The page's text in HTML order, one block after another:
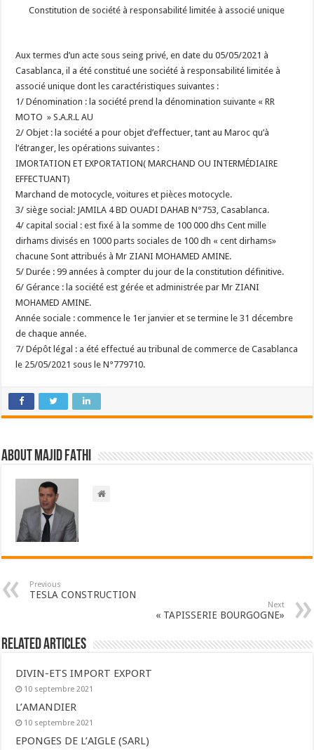
Constitution de société à responsabilité limitée à associé unique
Aux termes d’un acte sous seing privé, en date du 05/05/2021 à
Casablanca, il a été constitué une société à responsabilité limitée à
associé unique dont les caractéristiques suivantes :
1/ Dénomination : la société prend la dénomination suivante « RR
MOTO » S.A.R.L AU
2/ Objet : la société a pour objet d’effectuer, tant au Maroc qu’à
l’étranger, les opérations suivantes :
IMORTATION ET EXPORTATION( MARCHAND OU INTERMÉDIAIRE
EFFECTUANT)
Marchand de motocycle, voitures et pièces motocycle.
3/ siège social: JAMILA 4 BD OUADI DAHAB N°753, Casablanca.
4/ capital social : est fixé à la somme de 100 000 dhs Cent mille
dirhams divisés en 1000 parts sociales de 100 dh « cent dirhams»
chacune Sont attribués à Mr ZIANI MOHAMED AMINE.
5/ Durée : 99 années à compter du jour de la constitution définitive.
6/ Gérance : la société est gérée et administrée par Mr ZIANI
MOHAMED AMINE.
Année sociale : commence le 1er janvier et se termine le 31 décembre
de chaque année.
7/ Dépôt légal : a été effectué au tribunal de commerce de Casablanca
le 25/05/2021 sous le N°779710.
About Majid FATHI
Previous
TESLA CONSTRUCTION
Next
« TAPISSERIE BOURGOGNE»
Related Articles
DIVIN-ETS IMPORT EXPORT
10 septembre 2021
L’AMANDIER
10 septembre 2021
EPONGES DE L’AIGLE (SARL)